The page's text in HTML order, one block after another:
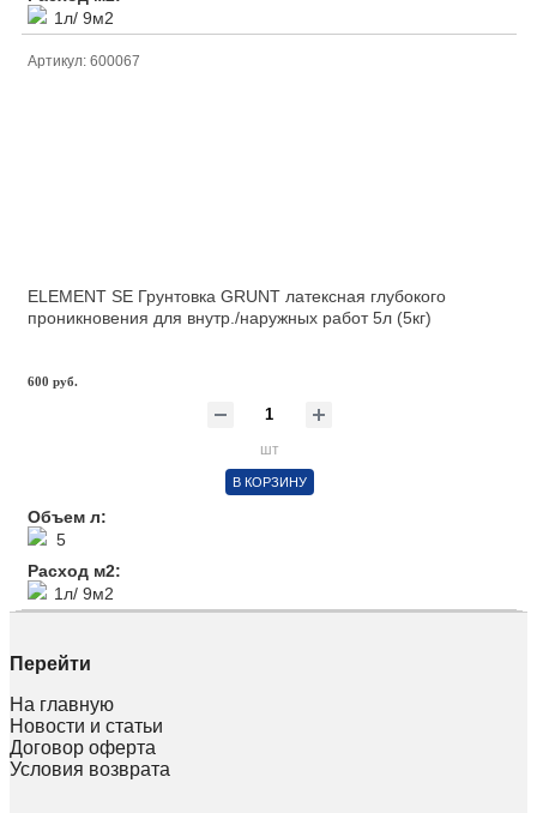
1л/ 9м2
Артикул: 600067
ELEMENT SE Грунтовка GRUNT латексная глубокого
проникновения для внутр./наружных работ 5л (5кг)
600 руб.
шт
В КОРЗИНУ
Объем л:
5
Расход м2:
1л/ 9м2
Перейти
На главную
Новости и статьи
Договор оферта
Условия возврата